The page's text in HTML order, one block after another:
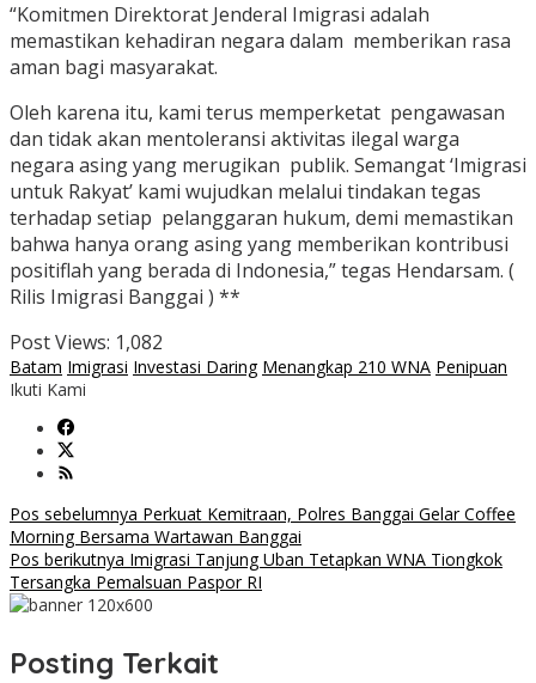
“Komitmen Direktorat Jenderal Imigrasi adalah
memastikan kehadiran negara dalam memberikan rasa
aman bagi masyarakat.
Oleh karena itu, kami terus memperketat pengawasan
dan tidak akan mentoleransi aktivitas ilegal warga
negara asing yang merugikan publik. Semangat ‘Imigrasi
untuk Rakyat’ kami wujudkan melalui tindakan tegas
terhadap setiap pelanggaran hukum, demi memastikan
bahwa hanya orang asing yang memberikan kontribusi
positiflah yang berada di Indonesia,” tegas Hendarsam. (
Rilis Imigrasi Banggai ) **
Post Views: 1,082
Batam Imigrasi Investasi Daring Menangkap 210 WNA Penipuan
Ikuti Kami
Navigasi
pos
Pos sebelumnya Perkuat Kemitraan, Polres Banggai Gelar Coffee
Morning Bersama Wartawan Banggai
Pos berikutnya Imigrasi Tanjung Uban Tetapkan WNA Tiongkok
Tersangka Pemalsuan Paspor RI
Posting Terkait